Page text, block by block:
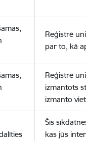
Reģistrē
par to, kā
Reģistrē
izmantots
izmanto
Šīs
kas jūs